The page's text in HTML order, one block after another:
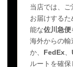
当店では、
お届けする
能な佐川急便
海外からの輸
か、 FedEx
ルートを確保